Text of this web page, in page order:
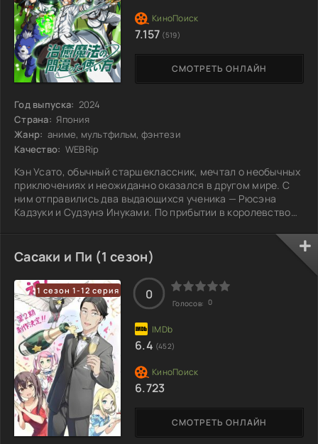
Год выпуска: 2024
Страна: Япония
Жанр: аниме, мультфильм, фэнтези
Качество: WEBRip
Кэн Усато, обычный старшеклассник, мечтал о необычных
приключениях и неожиданно оказался в другом мире. С
ним отправились два выдающихся ученика — Рюсэна
Кадзуки и Судзунэ Инуками. По прибытии в королевство
сражаться с демонами. Однако Кэн, в отличие от своих
спутников, владеет лишь редкой исцеляющей магией.
Хотя это искусство позволяет ему лечить раны и
восстанавливать силы, оно явно не приносит славы и не
даёт возможности блистать на поле
СМОТРЕТЬ ОНЛАЙН
7.157 (519)
Сасаки и Пи (1 сезон)
1 сезон 1-12 серия
СМОТРЕТЬ ОНЛАЙН
0
Голосов: 0
6.4 (452)
6.723